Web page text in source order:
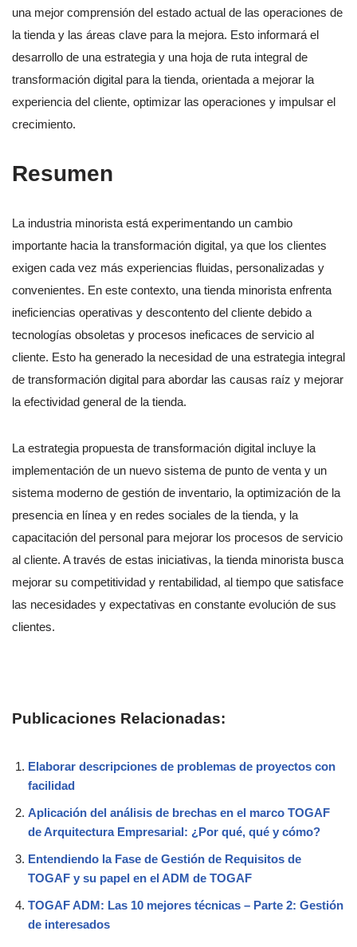
una mejor comprensión del estado actual de las operaciones de
la tienda y las áreas clave para la mejora. Esto informará el
desarrollo de una estrategia y una hoja de ruta integral de
transformación digital para la tienda, orientada a mejorar la
experiencia del cliente, optimizar las operaciones y impulsar el
crecimiento.
Resumen
La industria minorista está experimentando un cambio
importante hacia la transformación digital, ya que los clientes
exigen cada vez más experiencias fluidas, personalizadas y
convenientes. En este contexto, una tienda minorista enfrenta
ineficiencias operativas y descontento del cliente debido a
tecnologías obsoletas y procesos ineficaces de servicio al
cliente. Esto ha generado la necesidad de una estrategia integral
de transformación digital para abordar las causas raíz y mejorar
la efectividad general de la tienda.
La estrategia propuesta de transformación digital incluye la
implementación de un nuevo sistema de punto de venta y un
sistema moderno de gestión de inventario, la optimización de la
presencia en línea y en redes sociales de la tienda, y la
capacitación del personal para mejorar los procesos de servicio
al cliente. A través de estas iniciativas, la tienda minorista busca
mejorar su competitividad y rentabilidad, al tiempo que satisface
las necesidades y expectativas en constante evolución de sus
clientes.
Publicaciones Relacionadas:
Elaborar descripciones de problemas de proyectos con
facilidad
Aplicación del análisis de brechas en el marco TOGAF
de Arquitectura Empresarial: ¿Por qué, qué y cómo?
Entendiendo la Fase de Gestión de Requisitos de
TOGAF y su papel en el ADM de TOGAF
TOGAF ADM: Las 10 mejores técnicas – Parte 2: Gestión
de interesados